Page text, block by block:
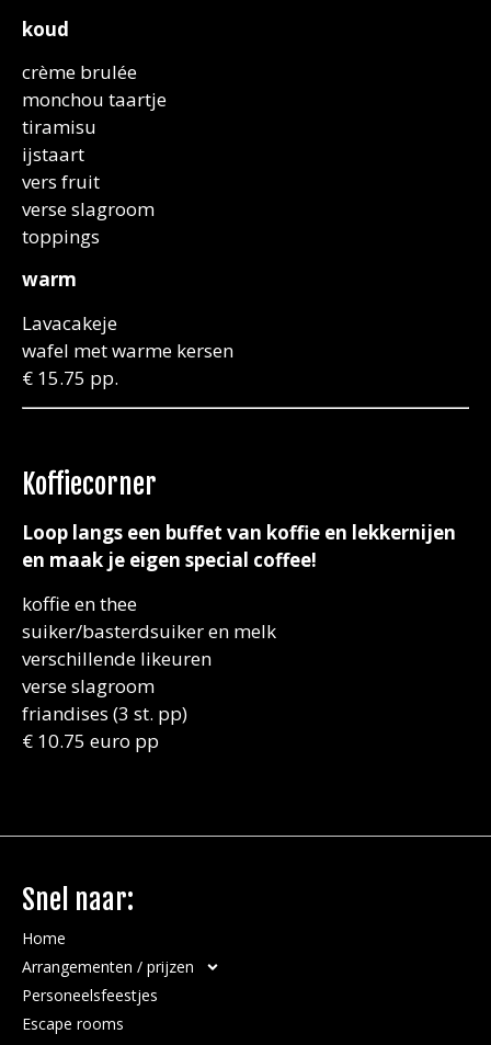
koud
crème brulée
monchou taartje
tiramisu
ijstaart
vers fruit
verse slagroom
toppings
warm
Lavacakeje
wafel met warme kersen
€ 15.75 pp.
Koffiecorner
Loop langs een buffet van koffie en lekkernijen
en maak je eigen special coffee!
koffie en thee
suiker/basterdsuiker en melk
verschillende likeuren
verse slagroom
friandises (3 st. pp)
€ 10.75 euro pp
Snel naar:
Home
Arrangementen / prijzen
Personeelsfeestjes
Escape rooms